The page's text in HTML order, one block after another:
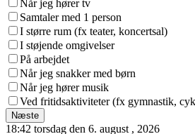
Når jeg hører tv
Samtaler med 1 person
I større rum (fx teater, koncertsal)
I støjende omgivelser
På arbejdet
Når jeg snakker med børn
Når jeg hører musik
Ved fritidsaktiviteter (fx gymnastik,
Næste
18:42 torsdag den 6. august , 2026